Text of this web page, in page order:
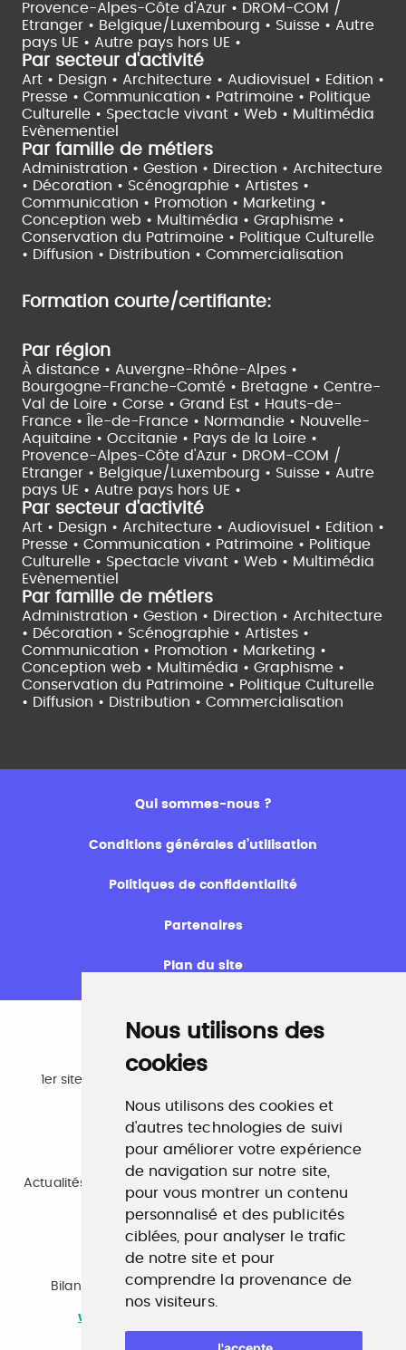
Nous utilisons des
cookies
Nous utilisons des cookies et
d'autres technologies de suivi
pour améliorer votre expérience
de navigation sur notre site,
pour vous montrer un contenu
personnalisé et des publicités
ciblées, pour analyser le trafic
de notre site et pour
comprendre la provenance de
nos visiteurs.
Provence-Alpes-Côte d'Azur • DROM-COM /
Etranger • Belgique/Luxembourg • Suisse • Autre
pays UE • Autre pays hors UE •
Par secteur d'activité
Art • Design • Architecture • Audiovisuel • Edition •
Presse • Communication • Patrimoine • Politique
Culturelle • Spectacle vivant • Web • Multimédia
Evènementiel
Par famille de métiers
Administration • Gestion • Direction • Architecture
• Décoration • Scénographie • Artistes •
Communication • Promotion • Marketing •
Conception web • Multimédia • Graphisme •
Conservation du Patrimoine • Politique Culturelle
• Diffusion • Distribution • Commercialisation
Formation courte/certifiante:
Par région
À distance • Auvergne-Rhône-Alpes •
Bourgogne-Franche-Comté • Bretagne • Centre-
Val de Loire • Corse • Grand Est • Hauts-de-
France •
Île-de-France • Normandie • Nouvelle-
Aquitaine • Occitanie • Pays de la Loire •
Provence-Alpes-Côte d'Azur • DROM-COM /
Etranger • Belgique/Luxembourg • Suisse • Autre
pays UE • Autre pays hors UE •
Par secteur d'activité
Art • Design • Architecture • Audiovisuel • Edition •
Presse • Communication • Patrimoine • Politique
Culturelle • Spectacle vivant • Web • Multimédia
Evènementiel
Par famille de métiers
Administration • Gestion • Direction • Architecture
• Décoration • Scénographie • Artistes •
Communication • Promotion • Marketing •
Conception web • Multimédia • Graphisme •
Conservation du Patrimoine • Politique Culturelle
• Diffusion • Distribution • Commercialisation
Qui sommes-nous ?
Conditions générales d’utilisation
Politiques de confidentialité
Partenaires
Plan du site
Emploi
1er site emploi du secteur culturel 784.000 visites et
www.profilculture.com
Formation
Actualités, guide et annuaire des formations aux métiers
de la culture.
www.profilculture-formation.com
Accompagnement professionnel
Bilan de compétences, coaching, techniques de
recherche d'emploi, entretien conseil.
www.profilculture-competences.com